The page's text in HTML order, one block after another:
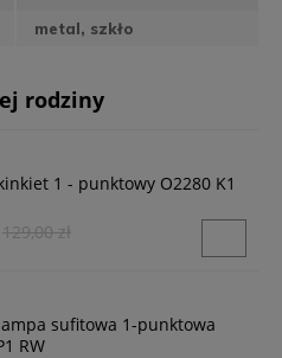
metal, szkło
rodziny
1 - punktowy O2280 K1
129,00 zł
sufitowa 1-punktowa
RW